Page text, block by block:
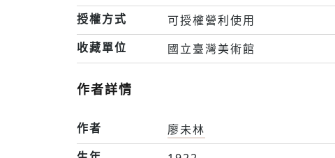
授權方式
可授權營利使用
收藏單位
國立臺灣美術館
作者詳情
作者
廖未林